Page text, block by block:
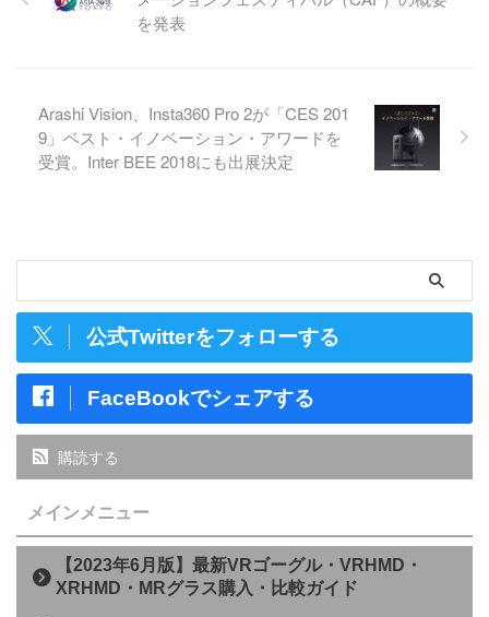
を発表
Arashi Vision、Insta360 Pro 2が「CES 201
9」ベスト・イノベーション・アワードを
受賞。Inter BEE 2018にも出展決定
公式Twitterをフォローする
FaceBookでシェアする
購読する
メインメニュー
【2023年6月版】最新VRゴーグル・VRHMD・
XRHMD・MRグラス購入・比較ガイド